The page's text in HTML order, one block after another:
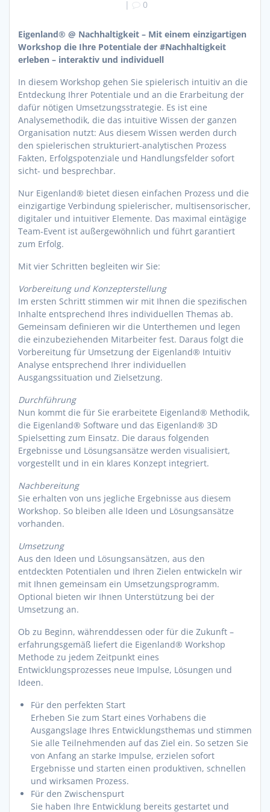
|
0
Eigenland® @ Nachhaltigkeit – Mit einem einzigartigen
Workshop die Ihre Potentiale der #Nachhaltigkeit
erleben – interaktiv und individuell
In diesem Workshop gehen Sie spielerisch intuitiv an die
Entdeckung Ihrer Potentiale und an die Erarbeitung der
dafür nötigen Umsetzungsstrategie. Es ist eine
Analysemethodik, die das intuitive Wissen der ganzen
Organisation nutzt: Aus diesem Wissen werden durch
den spielerischen strukturiert-analytischen Prozess
Fakten, Erfolgspotenziale und Handlungsfelder sofort
sicht- und besprechbar.
Nur Eigenland® bietet diesen einfachen Prozess und die
einzigartige Verbindung spielerischer, multisensorischer,
digitaler und intuitiver Elemente. Das maximal eintägige
Team-Event ist außergewöhnlich und führt garantiert
zum Erfolg.
Mit vier Schritten begleiten wir Sie:
Vorbereitung und Konzepterstellung
Im ersten Schritt stimmen wir mit Ihnen die speziﬁschen
Inhalte entsprechend Ihres individuellen Themas ab.
Gemeinsam definieren wir die Unterthemen und legen
die einzubeziehenden Mitarbeiter fest. Daraus folgt die
Vorbereitung für Umsetzung der Eigenland® Intuitiv
Analyse entsprechend Ihrer individuellen
Ausgangssituation und Zielsetzung.
Durchführung
Nun kommt die für Sie erarbeitete Eigenland® Methodik,
die Eigenland® Software und das Eigenland® 3D
Spielsetting zum Einsatz. Die daraus folgenden
Ergebnisse und Lösungsansätze werden visualisiert,
vorgestellt und in ein klares Konzept integriert.
Nachbereitung
Sie erhalten von uns jegliche Ergebnisse aus diesem
Workshop. So bleiben alle Ideen und Lösungsansätze
vorhanden.
Umsetzung
Aus den Ideen und Lösungsansätzen, aus den
entdeckten Potentialen und Ihren Zielen entwickeln wir
mit Ihnen gemeinsam ein Umsetzungsprogramm.
Optional bieten wir Ihnen Unterstützung bei der
Umsetzung an.
Ob zu Beginn, währenddessen oder für die Zukunft –
erfahrungsgemäß liefert die Eigenland® Workshop
Methode zu jedem Zeitpunkt eines
Entwicklungsprozesses neue Impulse, Lösungen und
Ideen.
Für den perfekten Start
Erheben Sie zum Start eines Vorhabens die
Ausgangslage Ihres Entwicklungsthemas und stimmen
Sie alle Teilnehmenden auf das Ziel ein. So setzen Sie
von Anfang an starke Impulse, erzielen sofort
Ergebnisse und starten einen produktiven, schnellen
und wirksamen Prozess.
Für den Zwischenspurt
Sie haben Ihre Entwicklung bereits gestartet und